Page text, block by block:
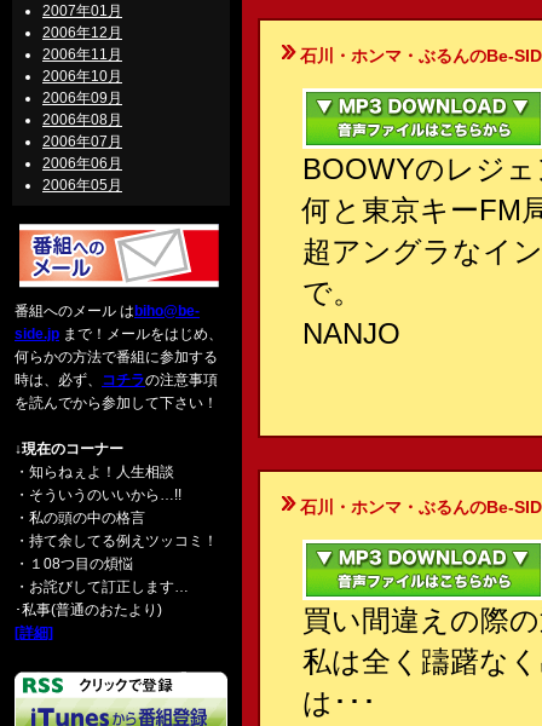
2007年01月
2006年12月
2006年11月
2006年10月
2006年09月
2006年08月
2006年07月
2006年06月
2006年05月
番組へのメール は biho@be-
side.jp まで！メールをはじめ、
何らかの方法で番組に参加する
時は、必ず、 コチラの注意事項
を読んでから参加して下さい！
↓現在のコーナー
・知らねぇよ！人生相談
・そういうのいいから…!!
・私の頭の中の格言
・持て余してる例えツッコミ！
・１08つ目の煩悩
・お詫びして訂正します…
･私事(普通のおたより)
[詳細]
石川・ホンマ・ぶるんのBe-
BOOWYのレジ
何と東京キーFM
超アングラなイ
で。
NANJO
石川・ホンマ・ぶるんのBe-
買い間違えの際
私は全く躊躇な
は･･･